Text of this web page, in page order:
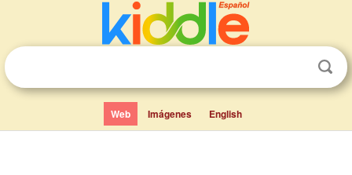
Web Imágenes English